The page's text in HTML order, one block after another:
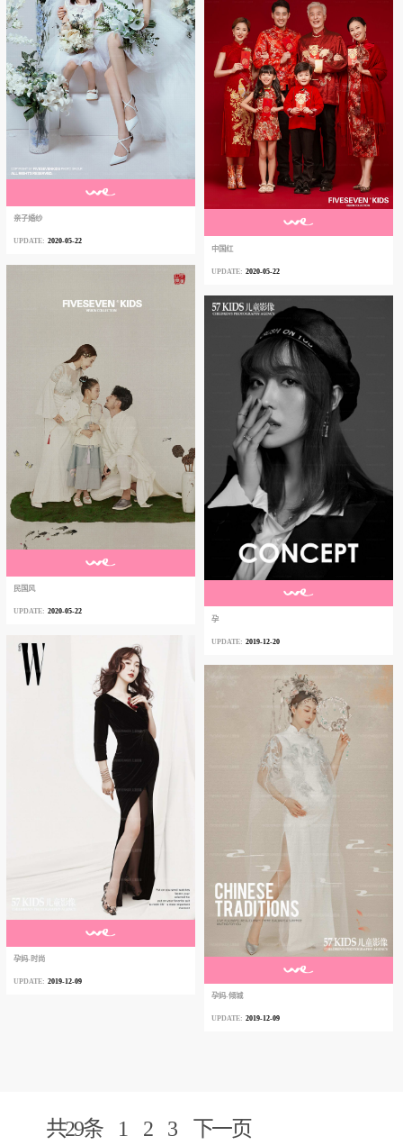
亲子婚纱
2020-05-22
中国红
2020-05-22
民国风
2020-05-22
孕
2019-12-20
孕妈-时尚
2019-12-09
孕妈-倾城
2019-12-09
共29条 1 2 3 下一页